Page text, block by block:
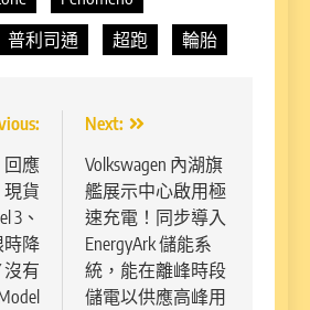
普利司通 超跑 輪胎
回應
貨
3、
時降
沒有
Next:
Volkswagen 內湖旗
艦展示中心啟用極
速充電！同步導入
EnergyArk 儲能系
統，能在離峰時段
儲電以供應高峰用